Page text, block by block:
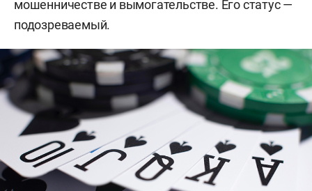
мошенничестве и вымогательстве. Его статус —
подозреваемый.